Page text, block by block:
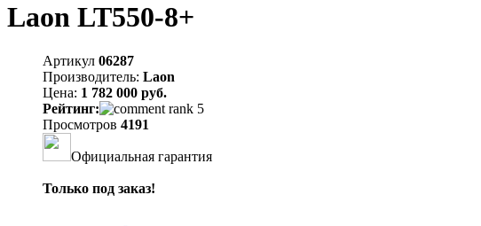
Laon LT550-8+
Артикул 06287
Производитель: Laon
Цена: 1 782 000 руб.
Рейтинг:
Просмотров 4191
Официальная гарантия
Только под заказ!